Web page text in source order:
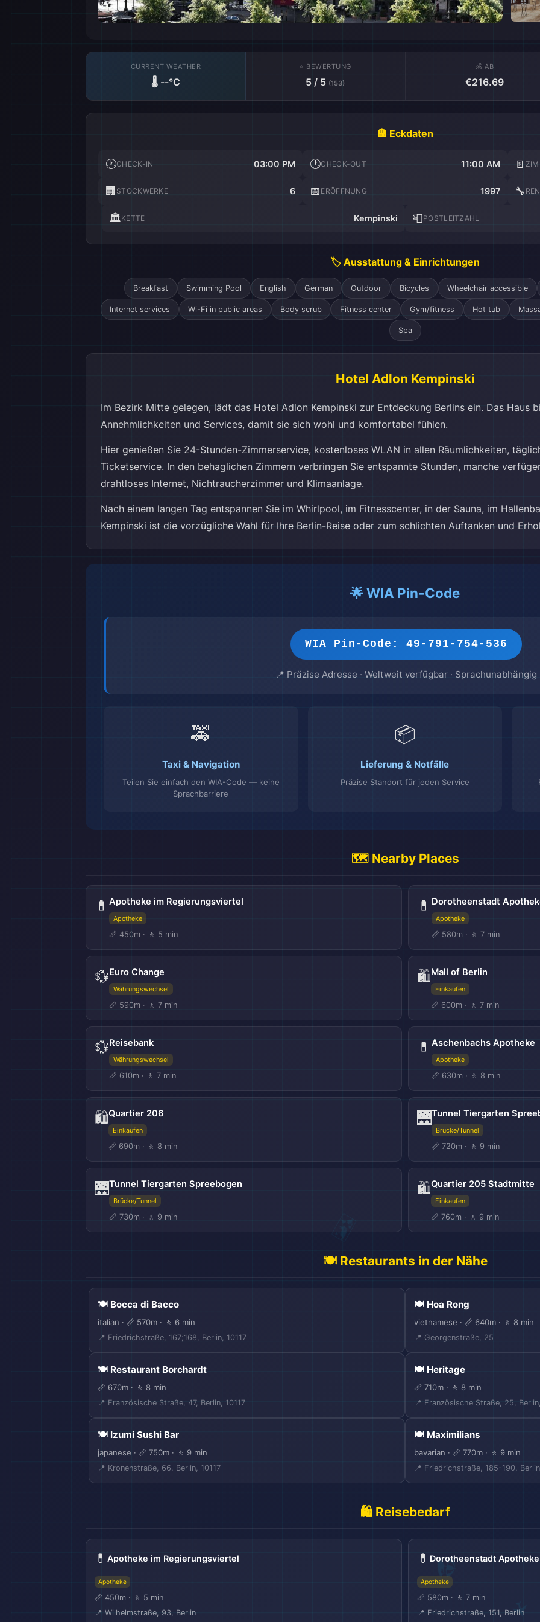
🏖️
CURRENT WEATHER
🌡️ --°C
⭐ BEWERTUNG
5 / 5 (153)
💰 AB
€216.69
🏨 Eckdaten
🕐CHECK-IN 03:00 PM 🕐CHECK-OUT 11:00 AM 🚪
🏢 STOCKWERKE 6 📅 ERÖFFNUNG 1997 🔧
🏛️KETTE Kempinski 📮POSTLEITZAHL
🏷️ Ausstattung & Einrichtungen
Breakfast Swimming Pool English German Outdoor Bicycles Wheelchair accessible
Internet services Wi-Fi in public areas Body scrub Fitness center Gym/fitness Hot tub
Spa
Hotel Adlon Kempinski
Im Bezirk Mitte gelegen, lädt das Hotel Adlon Kempinski zur Entdeckung Berlins ein. Das Haus
Annehmlichkeiten und Services, damit sie sich wohl und komfortabel fühlen.
Hier genießen Sie 24-Stunden-Zimmerservice, kostenloses WLAN in allen Räumlichkeiten,
Ticketservice. In den behaglichen Zimmern verbringen Sie entspannte Stunden, manche
drahtloses Internet, Nichtraucherzimmer und Klimaanlage.
Nach einem langen Tag entspannen Sie im Whirlpool, im Fitnesscenter, in der Sauna, im
Kempinski ist die vorzügliche Wahl für Ihre Berlin-Reise oder zum schlichten Auftanken und
🌟 WIA Pin-Code
WIA Pin-Code: 49-791-754-536
📍 Präzise Adresse · Weltweit verfügbar · Sprachunabhängig
🚕
Taxi & Navigation
Teilen Sie einfach den WIA-Code — keine
Sprachbarriere
📦
Lieferung & Notfälle
Präzise Standort für jeden Service
🗺️ Nearby Places
💊 Apotheke im Regierungsviertel
Apotheke
📏 450m · 🚶 5 min
💊 Dorotheenstadt
Apotheke
📏 580m · 🚶 7 min
💱Euro Change
Währungswechsel
📏 590m · 🚶 7 min
🛍️Mall of Berlin
Einkaufen
📏 600m · 🚶 7 min
💱Reisebank
Währungswechsel
📏 610m · 🚶 7 min
💊 Aschenbachs Apotheke
Apotheke
📏 630m · 🚶 8 min
🛍️Quartier 206
Einkaufen
📏 690m · 🚶 8 min
🌉Tunnel Tiergarten
Brücke/Tunnel
📏 720m · 🚶 9 min
🌉Tunnel Tiergarten Spreebogen
Brücke/Tunnel
📏 730m · 🚶 9 min
🛍️Quartier 205 Stadtmitte
Einkaufen
📏 760m · 🚶 9 min
🍽️ Restaurants in der Nähe
🍽️ Bocca di Bacco
italian · 📏 570m · 🚶 6 min
📍 Friedrichstraße, 167;168, Berlin, 10117
🍽️ Hoa Rong
vietnamese · 📏 640m · 🚶 8 min
📍 Georgenstraße, 25
🍽️ Restaurant Borchardt
📏 670m · 🚶 8 min
📍 Französische Straße, 47, Berlin, 10117
🍽️ Heritage
📏 710m · 🚶 8 min
📍 Französische Straße, 25,
🍽️ Izumi Sushi Bar
japanese · 📏 750m · 🚶 9 min
📍 Kronenstraße, 66, Berlin, 10117
🍽️ Maximilians
bavarian · 📏 770m · 🚶 9 min
📍 Friedrichstraße, 185-190,
🛍️ Reisebedarf
💊 Apotheke im Regierungsviertel
Apotheke
📏 450m · 🚶 5 min
📍 Wilhelmstraße, 93, Berlin
💊 Dorotheenstadt Apotheke
Apotheke
📏 580m · 🚶 7 min
📍 Friedrichstraße, 151, Berlin